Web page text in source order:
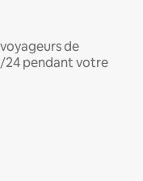
de
24 pendant votre